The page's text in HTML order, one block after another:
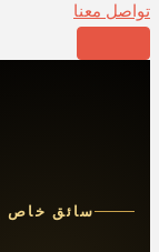
تواصل معنا
سائق خاص